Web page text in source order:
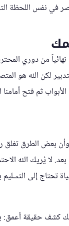
في نفس اللحظة
من دوري
لكن الله هو
ثم فتح أمامنا
وأن بعض الطرق
بعد. لا يُريك الله
إلى التسليم
كشف حقيقة أعمق: